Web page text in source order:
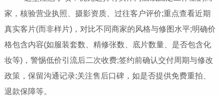
家，核验营业执照、摄影资质、过往客户评价;重点查看近期
真实客片(而非样片)，对比不同商家的风格与修图水平;明确价
格包含内容(如服装套数、精修张数、底片数量、是否包含化
妆等)，警惕低价引流后二次收费;签约前确认交付周期与修改
政策，保留沟通记录;关注售后口碑，如是否提供免费重拍、
退款保障等。